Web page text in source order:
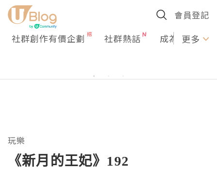
會員登記
社群創作有價企劃 社群熱話 成為U更多
玩樂
《新月的王妃》192